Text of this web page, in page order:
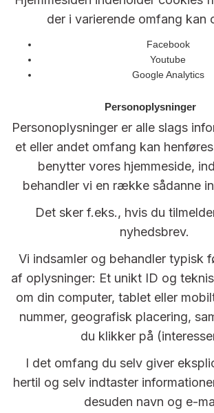
der i varierende omfang kan
Facebook
Youtube
Google Analytics
Personoplysninger
Personoplysninger er alle slags
et eller andet omfang kan
benytter vores hjemmeside,
behandler vi en række sådanne
Det sker f.eks., hvis du
nyhedsbrev.
Vi indsamler og behandler typisk
af oplysninger: Et unikt ID og
om din computer, tablet eller
nummer, geografisk placering,
du klikker på
I det omfang du selv giver
hertil og selv indtaster
desuden navn og e-